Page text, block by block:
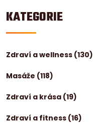
KATEGORIE
Zdraví a wellness (130)
Masáže (118)
Zdraví a krása (19)
Zdraví a fitness (16)